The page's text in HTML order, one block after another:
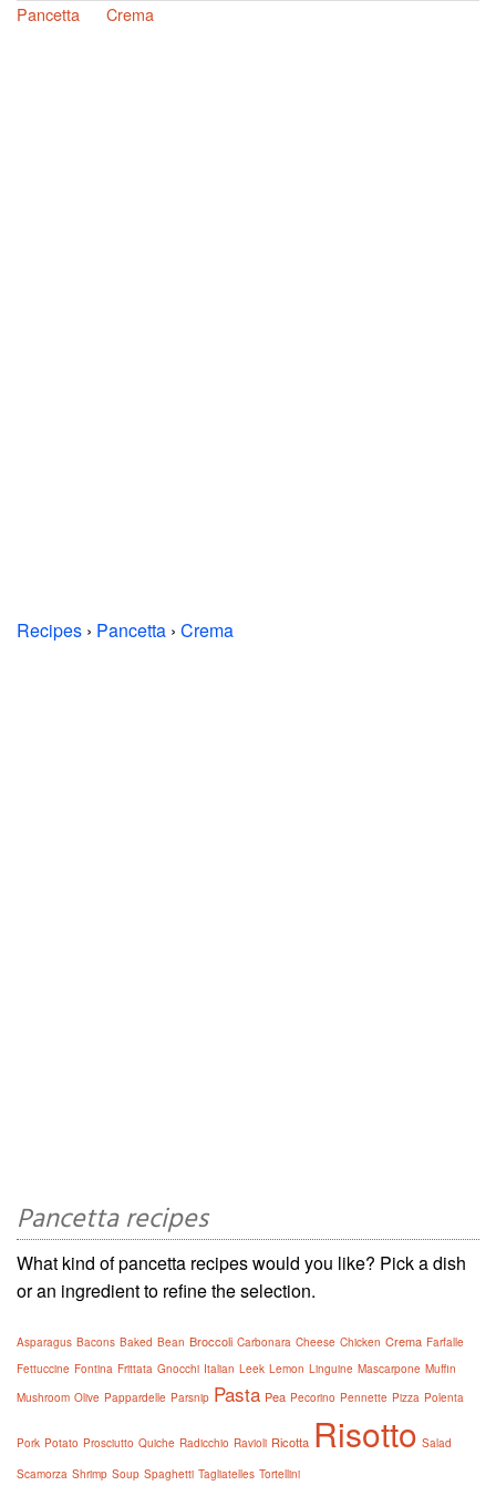
Pancetta
Crema
Recipes › Pancetta › Crema
Pancetta recipes
What kind of pancetta recipes would you like? Pick a dish
or an ingredient to refine the selection.
Asparagus Bacons Baked Bean Broccoli Carbonara Cheese Chicken Crema Farfalle
Fettuccine Fontina Frittata Gnocchi Italian Leek Lemon Linguine Mascarpone Muffin
Mushroom Olive Pappardelle Parsnip Pasta Pea Pecorino Pennette Pizza Polenta
Pork Potato Prosciutto Quiche Radicchio Ravioli Ricotta Risotto Salad
Scamorza Shrimp Soup Spaghetti Tagliatelles Tortellini